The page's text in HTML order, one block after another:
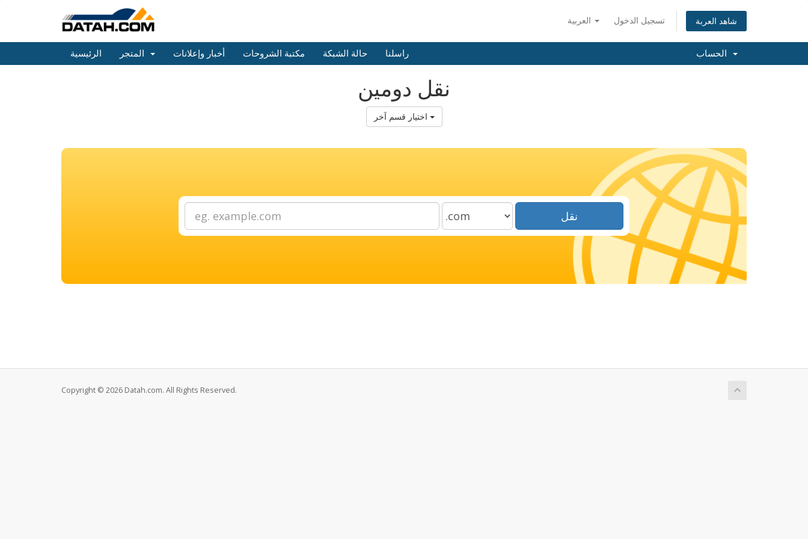
تسجيل الدخول شاهد العربة
الرئيسية أخبار وإعلانات مكتبة الشروحات حالة الشبكة راسلنا
نقل دومين
نقل
Copyright © 2026 Datah.com. All Rights Reserved.